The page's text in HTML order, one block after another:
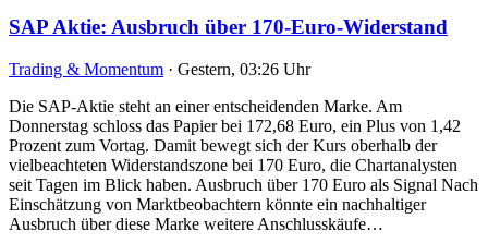
SAP Aktie: Ausbruch über 170-Euro-Widerstand
Trading & Momentum · Gestern, 03:26 Uhr
Die SAP-Aktie steht an einer entscheidenden Marke. Am
Donnerstag schloss das Papier bei 172,68 Euro, ein Plus von 1,42
Prozent zum Vortag. Damit bewegt sich der Kurs oberhalb der
vielbeachteten Widerstandszone bei 170 Euro, die Chartanalysten
seit Tagen im Blick haben. Ausbruch über 170 Euro als Signal Nach
Einschätzung von Marktbeobachtern könnte ein nachhaltiger
Ausbruch über diese Marke weitere Anschlusskäufe…